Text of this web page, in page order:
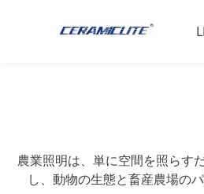
農業照明は、単に空間を照らす
し、動物の生態と畜産農場の